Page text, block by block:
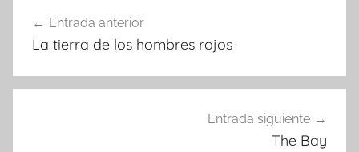
Navegación
de
entradas
Entrada anterior
La tierra de los hombres rojos
Entrada siguiente
The Bay